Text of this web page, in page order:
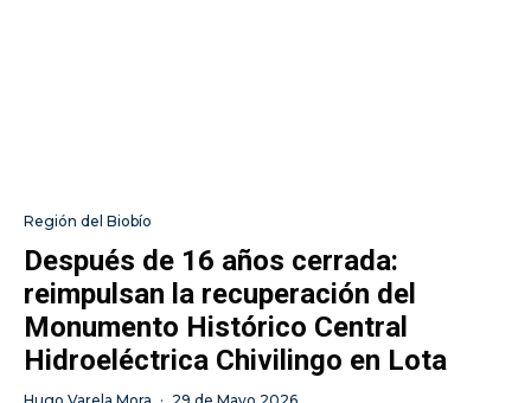
Región del Biobío
Después de 16 años cerrada:
reimpulsan la recuperación del
Monumento Histórico Central
Hidroeléctrica Chivilingo en Lota